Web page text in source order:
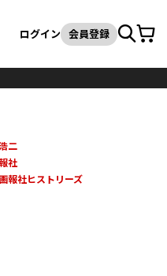
検索
ログイン 会員登録カート
二
社
報社ヒストリーズ